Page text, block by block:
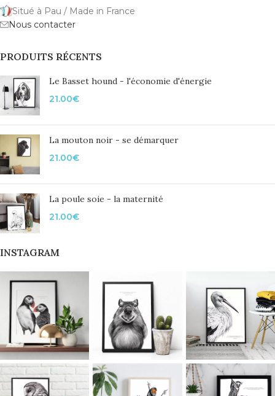
Situé à Pau / Made in France
Nous contacter
PRODUITS RÉCENTS
Le Basset hound - l'économie d'énergie
21.00€
La mouton noir - se démarquer
21.00€
La poule soie - la maternité
21.00€
INSTAGRAM